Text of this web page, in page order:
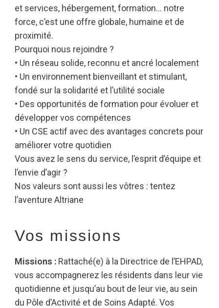
et services, hébergement, formation… notre
force, c’est une offre globale, humaine et de
proximité.
Pourquoi nous rejoindre ?
• Un réseau solide, reconnu et ancré localement
• Un environnement bienveillant et stimulant,
fondé sur la solidarité et l’utilité sociale
• Des opportunités de formation pour évoluer et
développer vos compétences
• Un CSE actif avec des avantages concrets pour
améliorer votre quotidien
Vous avez le sens du service, l’esprit d’équipe et
l’envie d’agir ?
Nos valeurs sont aussi les vôtres : tentez
l’aventure Altriane
Vos missions
Missions : Rattaché(e) à la Directrice de l’EHPAD,
vous accompagnerez les résidents dans leur vie
quotidienne et jusqu’au bout de leur vie, au sein
du Pôle d’Activité et de Soins Adapté. Vos